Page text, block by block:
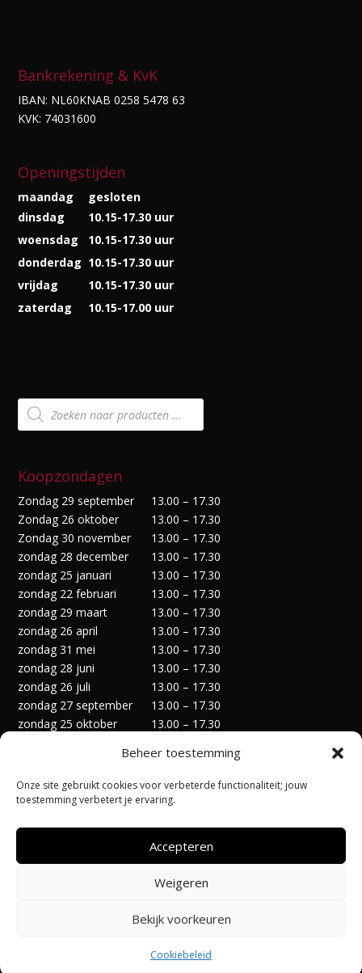
Beheer toestemming
Onze site gebruikt cookies voor verbeterde functionaliteit; jouw
toestemming verbetert je ervaring.
Accepteren
Weigeren
Bekijk voorkeuren
Cookiebeleid
Bankrekening & KvK
IBAN: NL60KNAB 0258 5478 63
KVK: 74031600
Openingstijden
maandag
gesloten
dinsdag
10.15-17.30 uur
woensdag
10.15-17.30 uur
donderdag 10.15-17.30 uur
vrijdag
10.15-17.30 uur
zaterdag
10.15-17.00 uur
Producten
zoeken
Koopzondagen
Zondag 29 september
13.00 – 17.30
Zondag 26 oktober
13.00 – 17.30
Zondag 30 november
13.00 – 17.30
zondag 28 december
13.00 – 17.30
zondag 25 januari
13.00 – 17.30
zondag 22 februari
13.00 – 17.30
zondag 29 maart
13.00 – 17.30
zondag 26 april
13.00 – 17.30
zondag 31 mei
13.00 – 17.30
zondag 28 juni
13.00 – 17.30
zondag 26 juli
13.00 – 17.30
zondag 27 september
13.00 – 17.30
zondag 25 oktober
13.00 – 17.30
zondag 27 december
13.00 – 17.30
Privacyverklaring
Algemene Voorwaarden
Cookiebeleid (EU)
@Pi-Apps| Hosting door: